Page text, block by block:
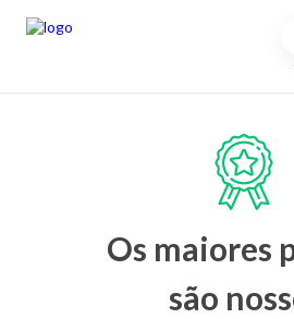
Os maiores
são